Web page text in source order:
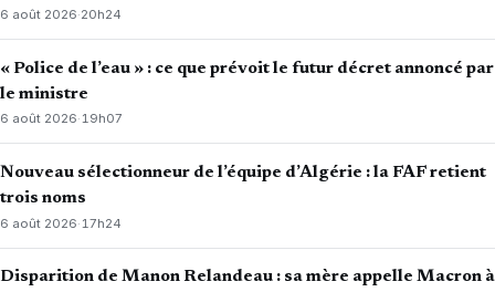
6 août 2026·20h24
« Police de l’eau » : ce que prévoit le futur décret annoncé par
le ministre
6 août 2026·19h07
Nouveau sélectionneur de l’équipe d’Algérie : la FAF retient
trois noms
6 août 2026·17h24
Disparition de Manon Relandeau : sa mère appelle Macron à